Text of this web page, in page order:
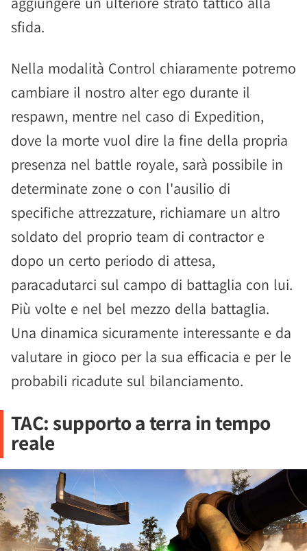
sfida.
Nella modalità Control chiaramente potremo
cambiare il nostro alter ego durante il
respawn, mentre nel caso di Expedition,
dove la morte vuol dire la fine della propria
presenza nel battle royale, sarà possibile in
determinate zone o con l'ausilio di
specifiche attrezzature, richiamare un altro
soldato del proprio team di contractor e
dopo un certo periodo di attesa,
paracadutarci sul campo di battaglia con lui.
Più volte e nel bel mezzo della battaglia.
Una dinamica sicuramente interessante e da
valutare in gioco per la sua efficacia e per le
probabili ricadute sul bilanciamento.
TAC: supporto a terra in tempo
reale